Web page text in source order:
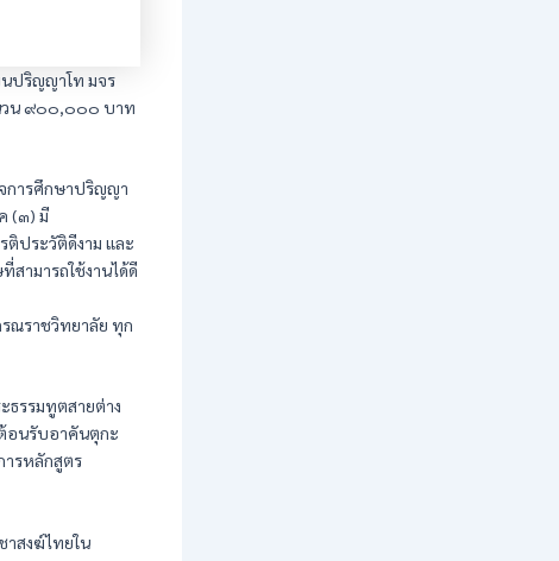
นปริญญาโท มจร
วน ๙๐๐,๐๐๐ บาท
การศึกษาปริญญา
(๓) มี
ประวัติดีงาม และ
ามารถใช้งานได้ดี
ณราชวิทยาลัย ทุก
รรมทูตสายต่าง
อนรับอาคันตุกะ
ารหลักสูตร
าสงฆ์ไทยใน